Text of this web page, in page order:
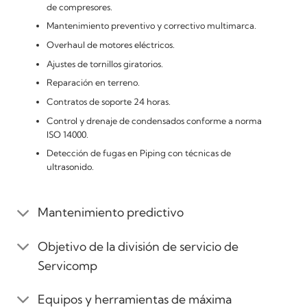
de compresores.
Mantenimiento preventivo y correctivo multimarca.
Overhaul de motores eléctricos.
Ajustes de tornillos giratorios.
Reparación en terreno.
Contratos de soporte 24 horas.
Control y drenaje de condensados conforme a norma
ISO 14000.
Detección de fugas en Piping con técnicas de
ultrasonido.
Mantenimiento predictivo
Objetivo de la división de servicio de
Servicomp
Equipos y herramientas de máxima